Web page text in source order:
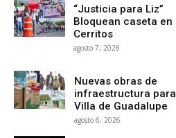
“Justicia para Liz”
Bloquean caseta en
Cerritos
agosto 7, 2026
Nuevas obras de
infraestructura para
Villa de Guadalupe
agosto 6, 2026